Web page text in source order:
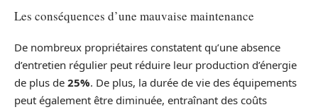
Les conséquences d’une mauvaise maintenance
De nombreux propriétaires constatent qu’une absence
d’entretien régulier peut réduire leur production d’énergie
de plus de 25%. De plus, la durée de vie des équipements
peut également être diminuée, entraînant des coûts